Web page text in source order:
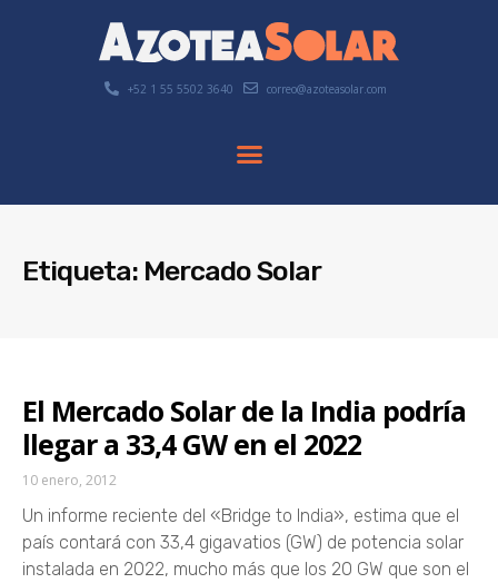
+52 1 55 5502 3640 correo@azoteasolar.com
Etiqueta: Mercado Solar
El Mercado Solar de la India podría
llegar a 33,4 GW en el 2022
10 enero, 2012
Un informe reciente del «Bridge to India», estima que el
país contará con 33,4 gigavatios (GW) de potencia solar
instalada en 2022, mucho más que los 20 GW que son el